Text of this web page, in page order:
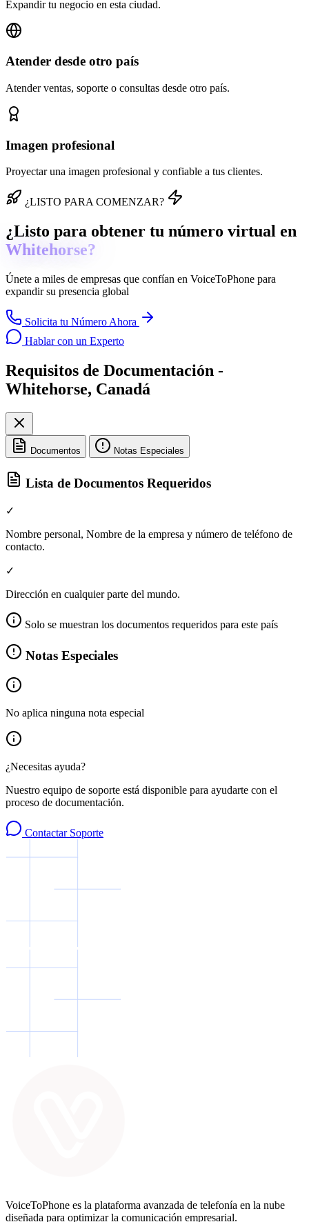
Expandir tu negocio en esta ciudad.
Atender desde otro país
Atender ventas, soporte o consultas desde otro país.
Imagen profesional
Proyectar una imagen profesional y confiable a tus clientes.
¿LISTO PARA COMENZAR?
¿Listo para obtener tu número virtual en
Whitehorse?
Únete a miles de empresas que confían en VoiceToPhone para
expandir su presencia global
Solicita tu Número Ahora
Hablar con un Experto
Requisitos de Documentación -
Whitehorse, Canadá
Documentos Notas Especiales
Lista de Documentos Requeridos
✓
Nombre personal, Nombre de la empresa y número de teléfono de
contacto.
✓
Dirección en cualquier parte del mundo.
Solo se muestran los documentos requeridos para este país
Notas Especiales
No aplica ninguna nota especial
¿Necesitas ayuda?
Nuestro equipo de soporte está disponible para ayudarte con el
proceso de documentación.
Contactar Soporte
VoiceToPhone es la plataforma avanzada de telefonía en la nube
diseñada para optimizar la comunicación empresarial.